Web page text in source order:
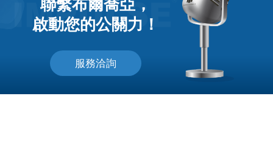
啟動您的公關力！
服務洽詢